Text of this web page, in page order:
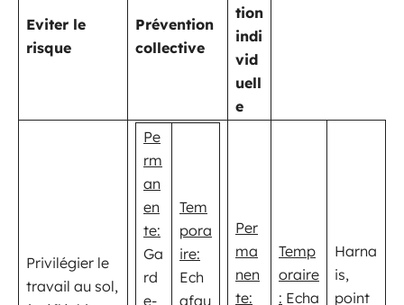
Eviter le
risque
Prévention
collective
tion
indi
vid
uell
e
Privilégier le
travail au sol,
Pe
rm
an
en
te:
Ga
rd
e-
Tem
pora
ire:
Ech
afau
Per
ma
nen
te:
Temp
oraire
: Echa
Harna
is,
point